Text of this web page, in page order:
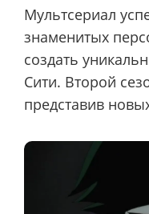
Мультсериал
знаменитых
создать
Сити. Второй
представив